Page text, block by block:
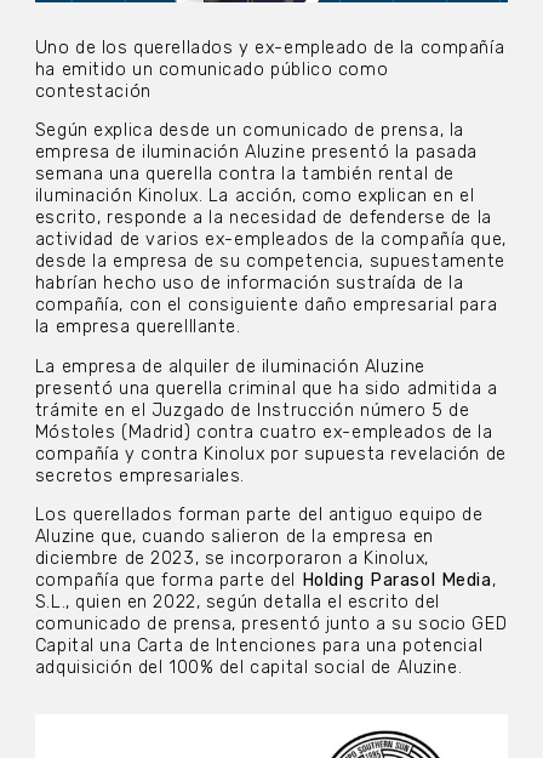
Uno de los querellados y ex-empleado de la compañía
ha emitido un comunicado público como
contestación
Según explica desde un comunicado de prensa, la
empresa de iluminación Aluzine presentó la pasada
semana una querella contra la también rental de
iluminación Kinolux. La acción, como explican en el
escrito, responde a la necesidad de defenderse de la
actividad de varios ex-empleados de la compañía que,
desde la empresa de su competencia, supuestamente
habrían hecho uso de información sustraída de la
compañía, con el consiguiente daño empresarial para
la empresa querelllante.
La empresa de alquiler de iluminación Aluzine
presentó una querella criminal que ha sido admitida a
trámite en el Juzgado de Instrucción número 5 de
Móstoles (Madrid) contra cuatro ex-empleados de la
compañía y contra Kinolux por supuesta revelación de
secretos empresariales.
Los querellados forman parte del antiguo equipo de
Aluzine que, cuando salieron de la empresa en
diciembre de 2023, se incorporaron a Kinolux,
compañía que forma parte del
Holding Parasol Media,
S.L., quien en 2022, según detalla el escrito del
comunicado de prensa, presentó junto a su socio GED
Capital una Carta de Intenciones para una potencial
adquisición del 100% del capital social de Aluzine.